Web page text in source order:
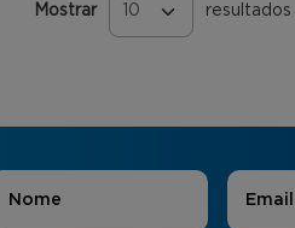
Mostrar
Páginas
E-mail